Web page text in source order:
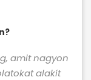
amit nagyon
alakít